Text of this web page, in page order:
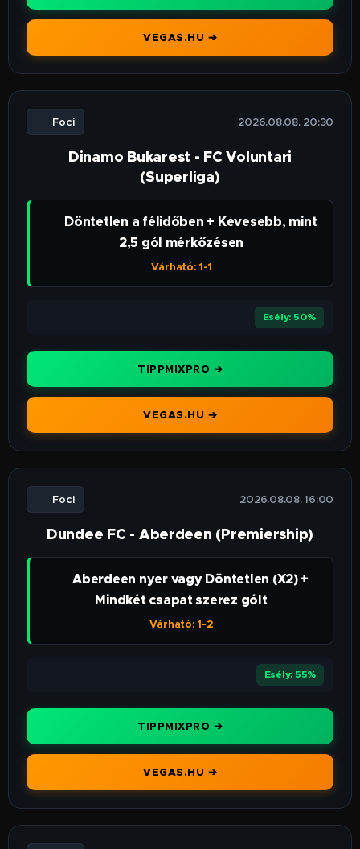
VEGAS.HU ➔
⚽ Foci 🕒 2026.08.08. 20:30
Dinamo Bukarest - FC Voluntari
(Superliga)
👉 Döntetlen a félidőben + Kevesebb, mint
2,5 gól mérkőzésen
Várható: 1-1
Esély: 50%
TIPPMIXPRO ➔
VEGAS.HU ➔
⚽ Foci 🕒 2026.08.08. 16:00
Dundee FC - Aberdeen (Premiership)
👉 Aberdeen nyer vagy Döntetlen (X2) +
Mindkét csapat szerez gólt
Várható: 1-2
Esély: 55%
TIPPMIXPRO ➔
VEGAS.HU ➔